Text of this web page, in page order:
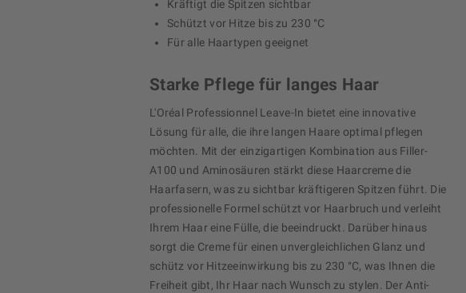
Kräftigt die Spitzen sichtbar
Schützt vor Hitze bis zu 230 °C
Für alle Haartypen geeignet
Starke Pflege für langes Haar
L'Oréal Professionnel Leave-In bietet eine innovative
Lösung für alle, die ihre langen Haare optimal pflegen
möchten. Mit der einzigartigen Kombination aus Filler-
A100 und Aminosäuren stärkt diese Haarcreme die
Haarfasern, was zu sichtbar kräftigeren Spitzen führt. Die
professionelle Formel schützt vor Haarbruch und verleiht
Ihrem Haar eine Fülle, die beeindruckt. Darüber hinaus
sorgt die Creme für einen unvergleichlichen Glanz und
schütz vor Hitzeeinwirkung bis zu 230 °C, was Ihnen die
Freiheit gibt, Ihr Haar nach Wunsch zu stylen. Der Anti-